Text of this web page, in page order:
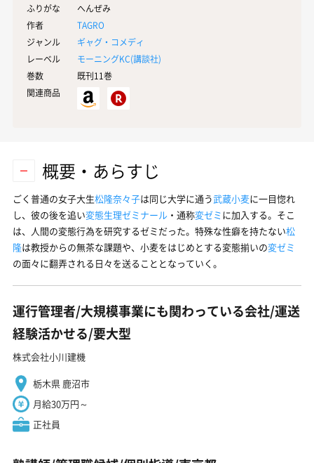
ふりがな
へんぜみ
作者
TAGRO
ジャンル
ギャグ・コメディ
レーベル
モーニングKC(講談社)
巻数
既刊11巻
関連商品
概要・あらすじ
ごく普通の女子大生松隆奈々子は同じ大学に通う武蔵小麦に一目惚れ
し、彼の後を追い変態生理ゼミナール ・通称変ゼミに加入する。そこ
は、人間の変態行為を研究するゼミだった。特殊な性癖を持たない松
隆は教授からの無茶な課題や、小麦をはじめとする変態揃いの変ゼミ
の面々に翻弄される日々を送ることとなっていく。
運行管理者/大規模事業にも関わっている会社/運送
経験活かせる/要大型
株式会社小川建機
栃木県 鹿沼市
月給30万円～
正社員